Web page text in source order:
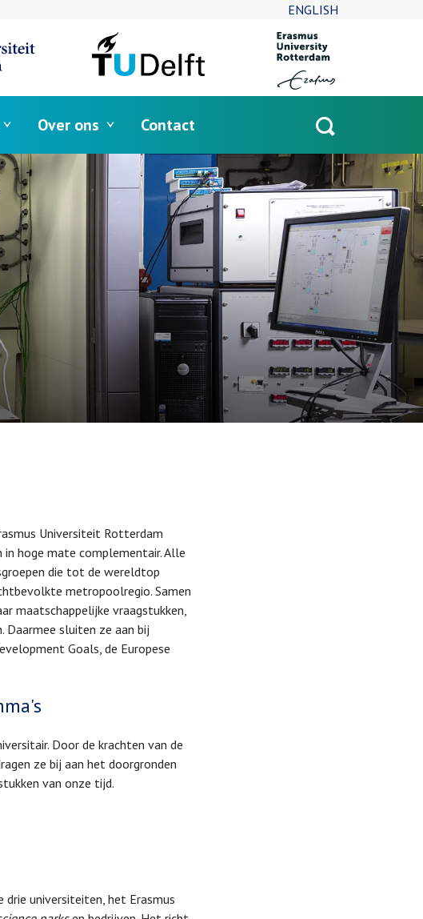
ENGLISH
search
Over ons Contact
Universiteit Rotterdam
in hoge mate complementair. Alle
die tot de wereldtop
metropoolregio. Samen
maatschappelijke vraagstukken,
Daarmee sluiten ze aan bij
Goals, de Europese
Door de krachten van de
ze bij aan het doorgronden
van onze tijd.
universiteiten, het Erasmus